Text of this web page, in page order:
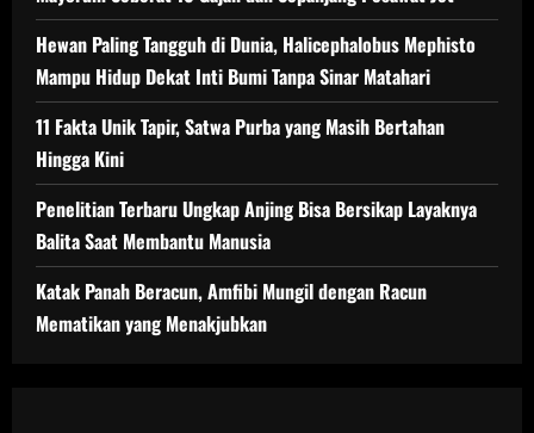
Hewan Paling Tangguh di Dunia, Halicephalobus Mephisto
Mampu Hidup Dekat Inti Bumi Tanpa Sinar Matahari
11 Fakta Unik Tapir, Satwa Purba yang Masih Bertahan
Hingga Kini
Penelitian Terbaru Ungkap Anjing Bisa Bersikap Layaknya
Balita Saat Membantu Manusia
Katak Panah Beracun, Amfibi Mungil dengan Racun
Mematikan yang Menakjubkan